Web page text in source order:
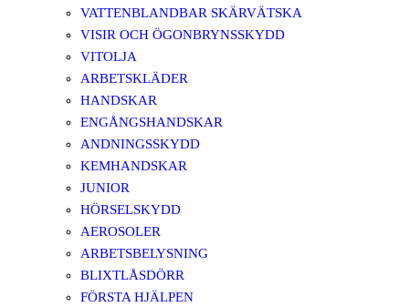
VATTENBLANDBAR SKÄRVÄTSKA
VISIR OCH ÖGONBRYNSSKYDD
VITOLJA
ARBETSKLÄDER
HANDSKAR
ENGÅNGSHANDSKAR
ANDNINGSSKYDD
KEMHANDSKAR
JUNIOR
HÖRSELSKYDD
AEROSOLER
ARBETSBELYSNING
BLIXTLÅSDÖRR
FÖRSTA HJÄLPEN